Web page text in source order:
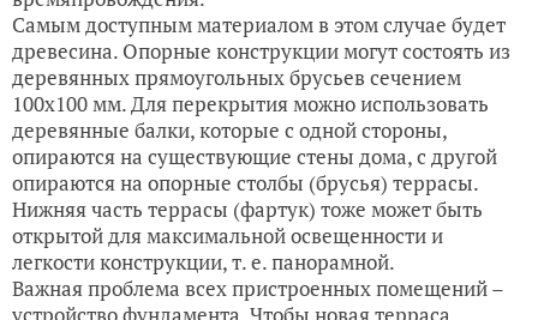
Самым доступным материалом в этом случае будет
древесина. Опорные конструкции могут состоять из
деревянных прямоугольных брусьев сечением
100х100 мм. Для перекрытия можно использовать
деревянные балки, которые с одной стороны,
опираются на существующие стены дома, с другой
опираются на опорные столбы (брусья) террасы.
Нижняя часть террасы (фартук) тоже может быть
открытой для максимальной освещенности и
легкости конструкции, т. е. панорамной.
Важная проблема всех пристроенных помещений –
устройство фундамента. Чтобы новая терраса